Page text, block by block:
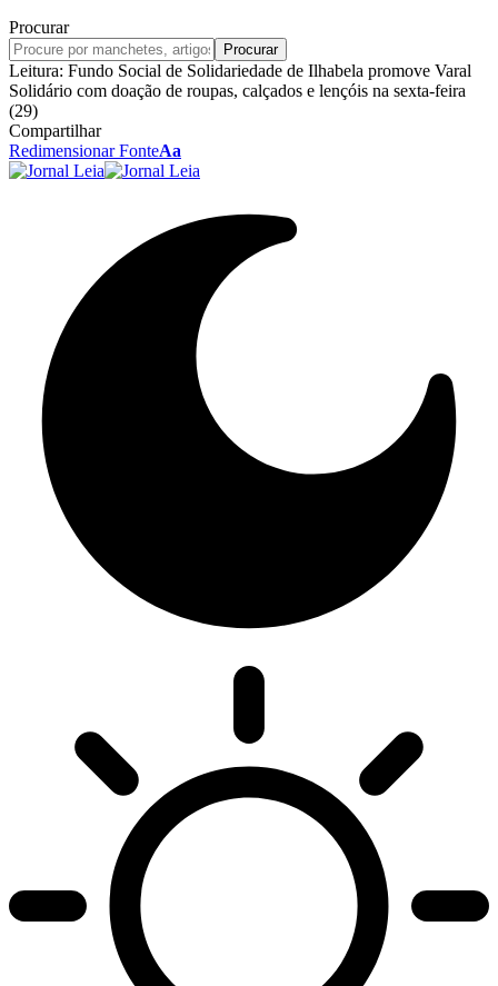
Procurar
Leitura: Fundo Social de Solidariedade de Ilhabela promove Varal
Solidário com doação de roupas, calçados e lençóis na sexta-feira
(29)
Compartilhar
Redimensionar FonteAa